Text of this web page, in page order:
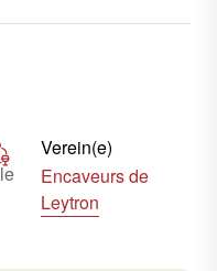
Verein(e)
Encaveurs de
Leytron